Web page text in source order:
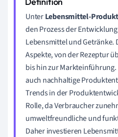
UnterLebensmittel-
den Prozess der
Lebensmittel und Getränke.
Aspekte, von der Rezeptur
bis hin zur
auch nachhaltige
Trends in der
Rolle, da Verbraucher
umweltfreundliche und
Daher investieren